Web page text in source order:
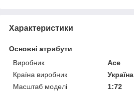
Характеристики
Основні атрибути
Виробник
Ace
Країна виробник
Україна
Масштаб моделі
1:72